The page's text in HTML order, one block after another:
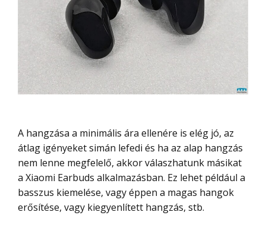
A hangzása a minimális ára ellenére is elég jó, az
átlag igényeket simán lefedi és ha az alap hangzás
nem lenne megfelelő, akkor válaszhatunk másikat
a Xiaomi Earbuds alkalmazásban. Ez lehet például a
basszus kiemelése, vagy éppen a magas hangok
erősítése, vagy kiegyenlített hangzás, stb.